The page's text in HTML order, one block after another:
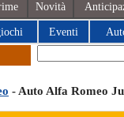
Novità
Eventi
- Auto Alfa Romeo